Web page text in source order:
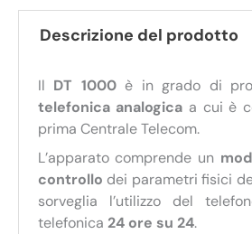
Descrizione del prodotto
Il DT 1000è in grado di
telefonica analogica a cui è
prima Centrale Telecom.
L’apparato comprende un
controllo dei parametri fisici
sorveglia l’utilizzo del
telefonica 24 ore su 24.